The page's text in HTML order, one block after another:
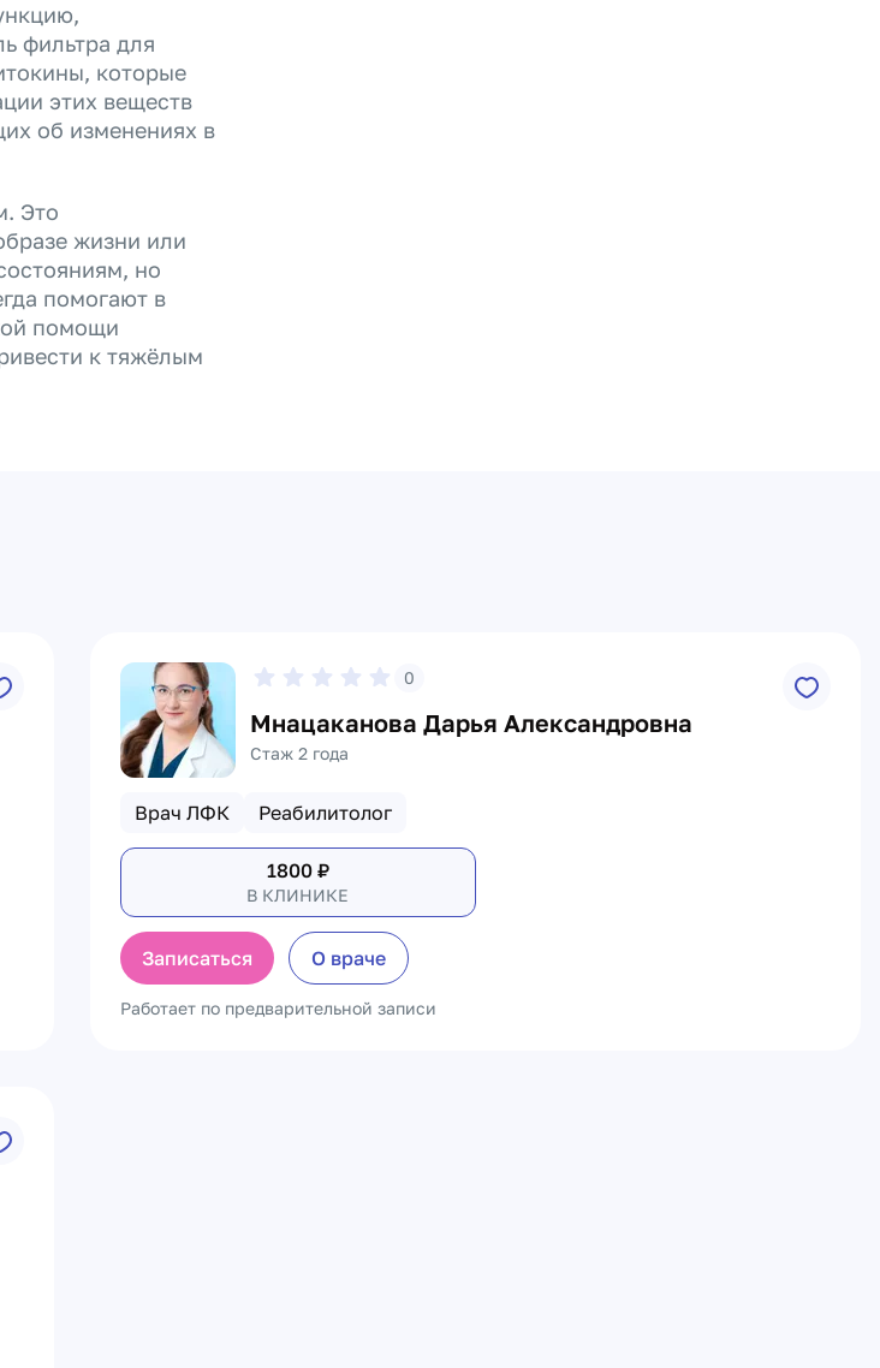
фильтра для
которые
этих веществ
об изменениях в
Это
жизни или
но
помогают в
помощи
к тяжёлым
0
Мнацаканова Дарья Александровна
Стаж 2 года
Врач ЛФК Реабилитолог
1800₽
В КЛИНИКЕ
Записаться О враче
Работает по предварительной записи